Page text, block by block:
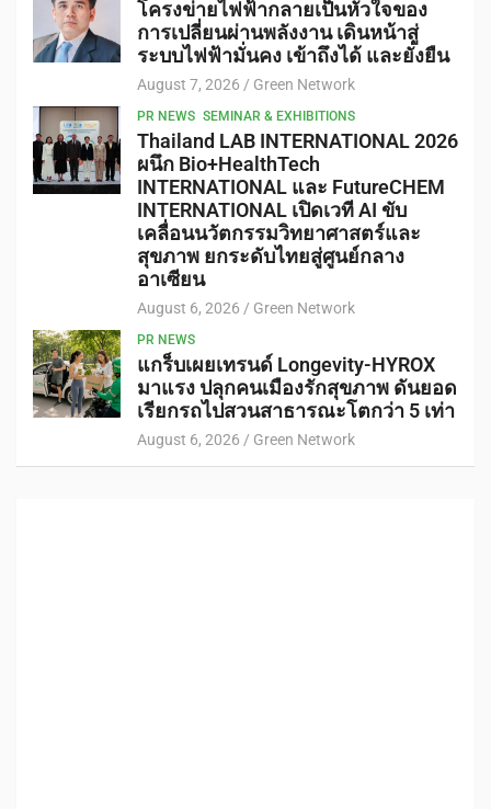
โครงข่ายไฟฟ้ากลายเป็นหัวใจของ
การเปลี่ยนผ่านพลังงาน เดินหน้าสู่
ระบบไฟฟ้ามั่นคง เข้าถึงได้ และยั่งยืน
August 7, 2026 Green Network
PR NEWS SEMINAR & EXHIBITIONS
Thailand LAB INTERNATIONAL 2026
ผนึก Bio+HealthTech
INTERNATIONAL และ FutureCHEM
INTERNATIONAL เปิดเวที AI ขับ
เคลื่อนนวัตกรรมวิทยาศาสตร์และ
สุขภาพ ยกระดับไทยสู่ศูนย์กลาง
อาเซียน
August 6, 2026 Green Network
PR NEWS
แกร็บเผยเทรนด์ Longevity-HYROX
มาแรง ปลุกคนเมืองรักสุขภาพ ดันยอด
เรียกรถไปสวนสาธารณะโตกว่า 5 เท่า
August 6, 2026 Green Network